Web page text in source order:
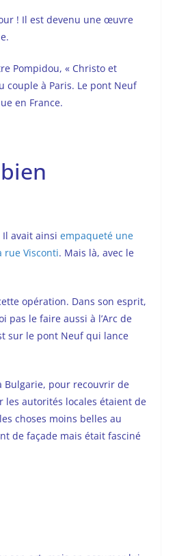
! Il est devenu une œuvre
Pompidou, « Christo et
couple à Paris. Le pont Neuf
en France.
avait ainsi empaqueté une
rue Visconti. Mais là, avec le
opération. Dans son esprit,
pas le faire aussi à l’Arc de
sur le pont Neuf qui lance
Bulgarie, pour recouvrir de
les autorités locales étaient de
choses moins belles au
de façade mais était fasciné